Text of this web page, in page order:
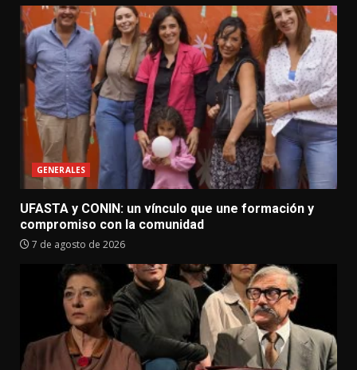
GENERALES
UFASTA y CONIN: un vínculo que une formación y
compromiso con la comunidad
7 de agosto de 2026